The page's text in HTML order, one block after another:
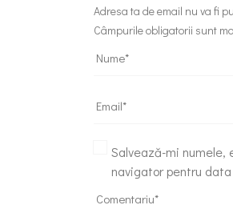
Adresa ta de email nu va fi
Câmpurile obligatorii sunt
Salvează-mi
navigator pentru